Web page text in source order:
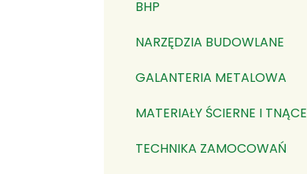
BHP
NARZĘDZIA BUDOWLANE
GALANTERIA METALOWA
MATERIAŁY ŚCIERNE I TNĄCE
TECHNIKA ZAMOCOWAŃ